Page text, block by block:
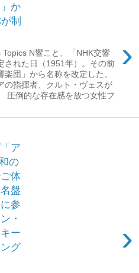
か
制
›
N響こと、「NHK交響
された日（1951年）。その前
団」から名称を改定した。
の指揮者、クルト・ヴェスが
圧倒的な存在感を放つ女性フ
ア
の
体
盤
参
・
ー
グ
›